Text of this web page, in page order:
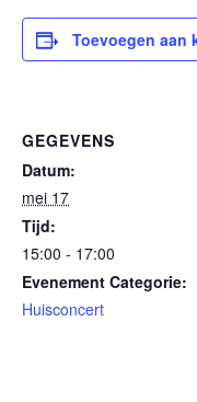
Toevoegen aan
GEGEVENS
Datum:
mei 17
Tijd:
15:00 - 17:00
Evenement Categorie:
Huisconcert